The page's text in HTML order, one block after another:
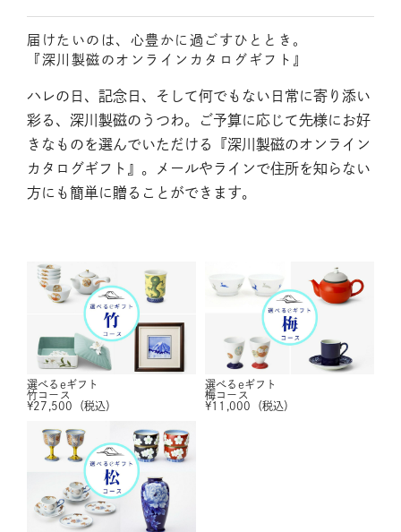
届けたいのは、心豊かに過ごすひととき。
『深川製磁のオンラインカタログギフト』
ハレの日、記念日、そして何でもない日常に寄り添い
彩る、深川製磁のうつわ。ご予算に応じて先様にお好
きなものを選んでいただける『深川製磁のオンライン
カタログギフト』。メールやラインで住所を知らない
方にも簡単に贈ることができます。
選べるeギフト
竹コース
¥27,500 （税込）
選べるeギフト
梅コース
¥11,000 （税込）